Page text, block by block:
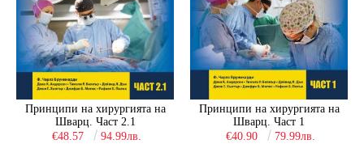
Принципи на хирургията на
Шварц. Част 2.1
€48.57
94.99лв.
Принципи на хирургията на
Шварц. Част 1
€40.90
79.99лв.